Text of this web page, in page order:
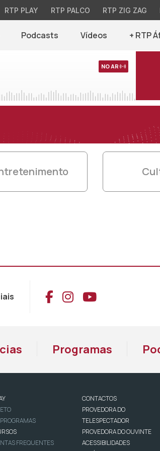
RTP PLAY RTP PALCO RTP ZIG ZAG
Podcasts Vídeos + RTP
NO AR
Aceder ao
Aceder ao
Aceder ao
Programas
FREQUENTES
CONTACTOS
PROVEDORA DO
TELESPECTADOR
PROVEDORA DO OUVINTE
ACESSIBILIDADES